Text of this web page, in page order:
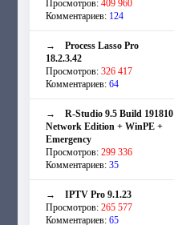
Просмотров: 409 960
Комментариев: 124
→ Process Lasso Pro
18.2.3.42
Просмотров: 326 417
Комментариев: 64
→ R-Studio 9.5 Build 191810
Network Edition + WinPE +
Emergency
Просмотров: 299 336
Комментариев: 35
→ IPTV Pro 9.1.23
Просмотров: 265 577
Комментариев: 65